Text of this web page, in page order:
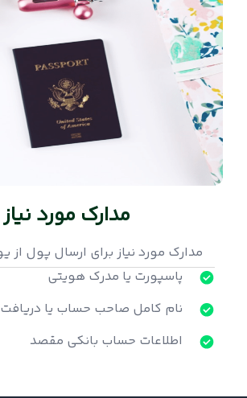
مدارک مورد نیاز
مدارک مورد نیاز برای ارسال پول از
پاسپورت یا مدرک هویتی
نام کامل صاحب حساب یا
اطلاعات حساب بانکی مقصد